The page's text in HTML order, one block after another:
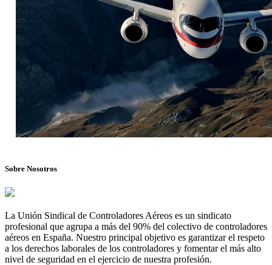
Sobre Nosotros
La Unión Sindical de Controladores Aéreos es un sindicato
profesional que agrupa a más del 90% del colectivo de controladores
aéreos en España. Nuestro principal objetivo es garantizar el respeto
a los derechos laborales de los controladores y fomentar el más alto
nivel de seguridad en el ejercicio de nuestra profesión.